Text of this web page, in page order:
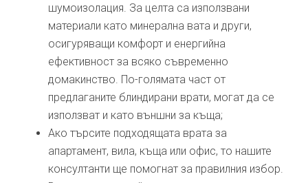
шумоизолация. За целта са използвани
материали като минерална вата и други,
осигуряващи комфорт и енергийна
ефективност за всяко съвременно
домакинство. По-голямата част от
предлаганите блиндирани врати, могат да се
използват и като външни за къща;
Ако търсите подходящата врата за
апартамент, вила, къща или офис, то нашите
консултанти ще помогнат за правилния избор.